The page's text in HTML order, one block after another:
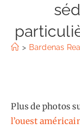
> Bardenas
Plus de photos
l’ouest